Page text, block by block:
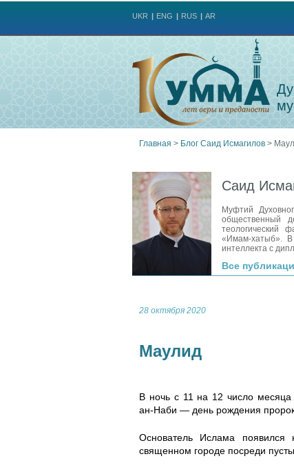
UKR ENG RUS AR
здесь
Главная > Блог Саид Исмагилов >
Саид
Муфтий
общественный
теологический
«Имам-хатыб». В
интеллекта с
Все
28 октября 2020
Маулид
В ночь с 11 на 12 число
ан-Наби — день рождения
Основатель Ислама
священном городе посреди